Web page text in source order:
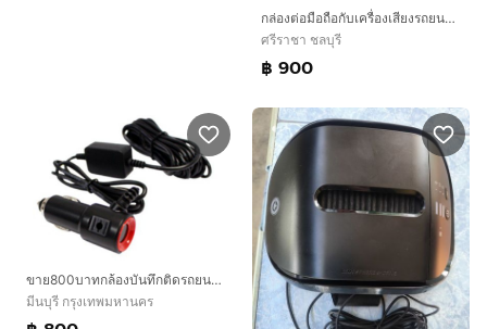
กล่องต่อมือถือกับเครื่องเสียงรถยนต์ Novel Carplay
ศรีราชา ชลบุรี
฿ 900
ขาย800บาทกล้องบันทึกติดรถยนต์ หน้า-หลัง Eyes ตัวกล้องมีพื้นผิวแบบลายหนัง เซ็นเซอร์ SONY IMX323 ภาพชัดเจนแม้เวลากลางคืน ราคาต่อรองได้ครับ
มีนบุรี กรุงเทพมหานคร